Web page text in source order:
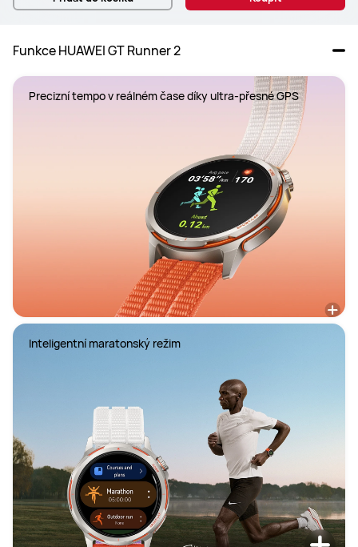
Funkce HUAWEI GT Runner 2
Inteligentní maratonský režim